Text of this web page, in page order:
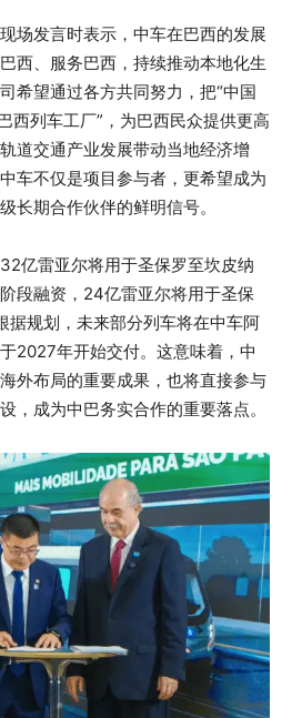
场发言时表示，中车在巴西的发展
西、服务巴西，持续推动本地化生
希望通过各方共同努力，把“中国
西列车工厂”，为巴西民众提供更高
道交通产业发展带动当地经济增
车不仅是项目参与者，更希望成为
长期合作伙伴的鲜明信号。
亿雷亚尔将用于圣保罗至坎皮纳
段融资，24亿雷亚尔将用于圣保
据规划，未来部分列车将在中车阿
2027年开始交付。这意味着，中
外布局的重要成果，也将直接参与
，成为中巴务实合作的重要落点。